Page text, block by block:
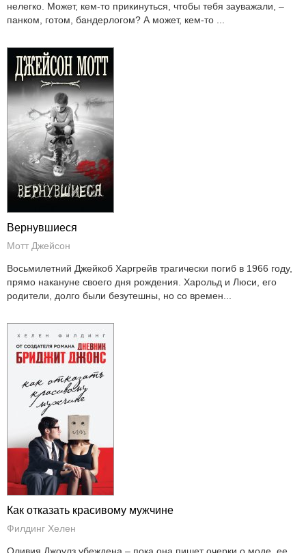
нелегко. Может, кем-то прикинуться, чтобы тебя зауважали, –
панком, готом, бандерлогом? А может, кем-то ...
Вернувшиеся
Мотт Джейсон
Восьмилетний Джейкоб Харгрейв трагически погиб в 1966 году,
прямо накануне своего дня рождения. Харольд и Люси, его
родители, долго были безутешны, но со времен...
Как отказать красивому мужчине
Филдинг Хелен